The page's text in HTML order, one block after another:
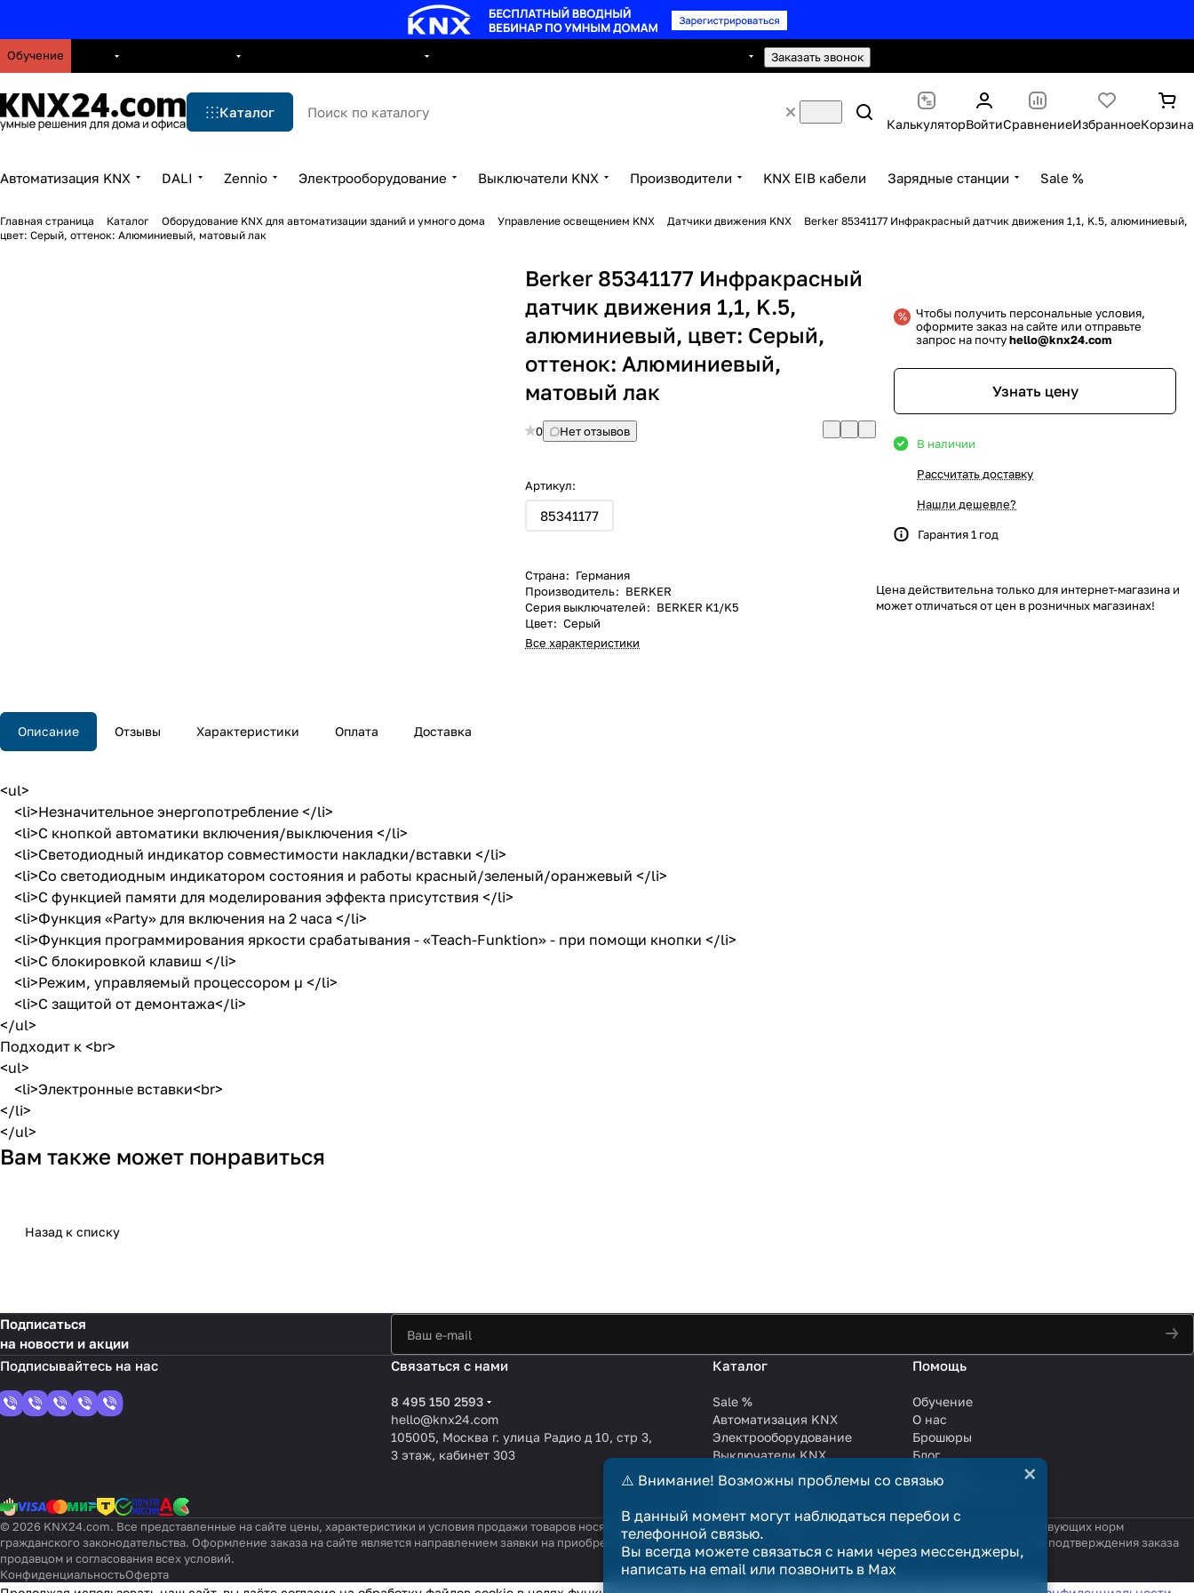
Обучение Заказать звонок
Каталог
КалькуляторВойтиСравнениеИзбранноеКорзина
Автоматизация KNX DALI Zennio Электрооборудование Выключатели KNX Производители KNX EIB кабели Зарядные станции Sale %
Главная страница Каталог Оборудование KNX для автоматизации зданий и умного дома Управление освещением KNX Датчики движения KNX
Berker 85341177 Инфракрасный датчик движения 1,1, K.5, алюминиевый,
цвет: Серый, оттенок: Алюминиевый, матовый лак
Berker 85341177 Инфракрасный
датчик движения 1,1, K.5,
алюминиевый, цвет: Серый,
оттенок: Алюминиевый,
матовый лак
0 Нет отзывов
Артикул:
85341177
Страна: Германия
Производитель: BERKER
Серия выключателей: BERKER K1/K5
Цвет: Серый
Все характеристики
Чтобы получить персональные условия,
оформите заказ на сайте или отправьте
запрос на почтуhello@knx24.com
Узнать цену
В наличии
Рассчитать доставку
Нашли дешевле?
Гарантия 1 год
Цена действительна только для интернет-магазина и
может отличаться от цен в розничных магазинах!
Описание Отзывы Характеристики Оплата Доставка
<ul>
<li>Незначительное энергопотребление </li>
<li>С кнопкой автоматики включения/выключения </li>
<li>Светодиодный индикатор совместимости накладки/вставки </li>
<li>Со светодиодным индикатором состояния и работы красный/зеленый/оранжевый </li>
<li>С функцией памяти для моделирования эффекта присутствия </li>
<li>Функция «Party» для включения на 2 часа </li>
<li>Функция программирования яркости срабатывания - «Teach-Funktion» - при помощи кнопки </li>
<li>С блокировкой клавиш </li>
<li>Режим, управляемый процессором µ </li>
<li>С защитой от демонтажа</li>
</ul>
Подходит к <br>
<ul>
<li>Электронные вставки<br>
</li>
</ul>
Вам также может понравиться
Назад к списку
Подписаться
на новости и акции
Связаться с нами
8 495 150 2593
hello@knx24.com
105005, Москва г. улица Радио д 10, стр 3,
3 этаж, кабинет 303
Каталог
Sale %
Автоматизация KNX
Электрооборудование
Выключатели KNX
Производители
KNX EIB кабели
Зарядные станции
Помощь
Обучение
О нас
Брошюры
Блог
Сотрудничество
Услуги
© 2026 KNX24.com. Все представленные на сайте цены, характеристики и условия продажи товаров носят справочный характер и не являются публичной офертой в смысле соответствующих норм
гражданского законодательства. Оформление заказа на сайте является направлением заявки на приобретение товара. Договор купли-продажи считается заключённым только после подтверждения заказа
продавцом и согласования всех условий.
КонфиденциальностьОферта
⚠️ Внимание! Возможны проблемы со связью
В данный момент могут наблюдаться перебои с
телефонной связью.
Вы всегда можете связаться с нами через мессенджеры,
написать на email или позвонить в Max
×